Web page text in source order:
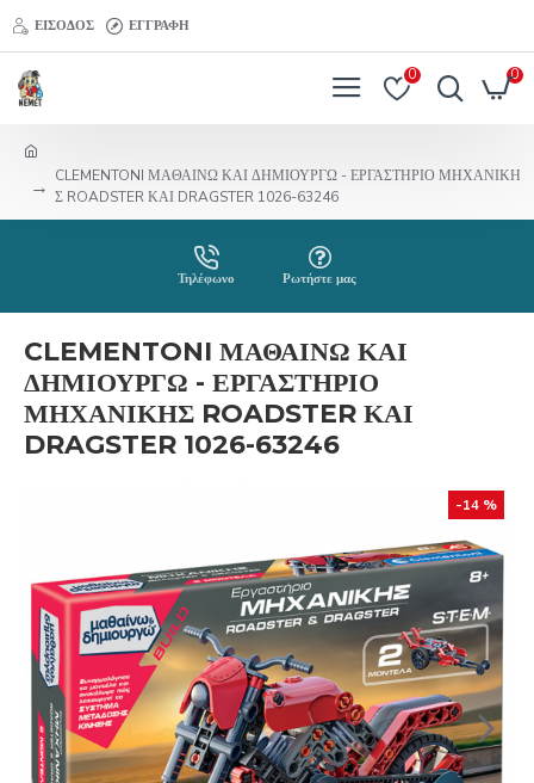
ΕΊΣΟΔΟΣ ΕΓΓΡΑΦΉ
0 0
CLEMENTONI ΜΑΘΑΙΝΩ ΚΑΙ ΔΗΜΙΟΥΡΓΩ - ΕΡΓΑΣΤΗΡΙΟ ΜΗΧΑΝΙΚΗ
Σ ROADSTER ΚΑΙ DRAGSTER 1026-63246
Τηλέφωνο Ρωτήστε μας
CLEMENTONI ΜΑΘΑΙΝΩ ΚΑΙ
ΔΗΜΙΟΥΡΓΩ - ΕΡΓΑΣΤΗΡΙΟ
ΜΗΧΑΝΙΚΗΣ ROADSTER ΚΑΙ
DRAGSTER 1026-63246
-14 %